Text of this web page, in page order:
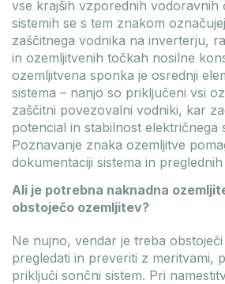
vse krajših vzporednih vodoravnih
sistemih se s tem znakom
zaščitnega vodnika na inverterju,
in ozemljitvenih točkah nosilne
ozemljitvena sponka je osrednji
sistema – nanjo so priključeni vsi
zaščitni povezovalni vodniki, kar
potencial in stabilnost električnega
Poznavanje znaka ozemljitve
dokumentaciji sistema in
Ali je potrebna naknadna
obstoječo ozemljitev?
Ne nujno, vendar je treba
pregledati in preveriti z meritvami,
priključi sončni sistem. Pri